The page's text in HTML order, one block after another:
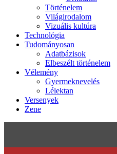
Történelem
Világirodalom
Vizuális kultúra
Technológia
Tudományosan
Adatbázisok
Elbeszélt történelem
Vélemény
Gyermeknevelés
Lélektan
Versenyek
Zene